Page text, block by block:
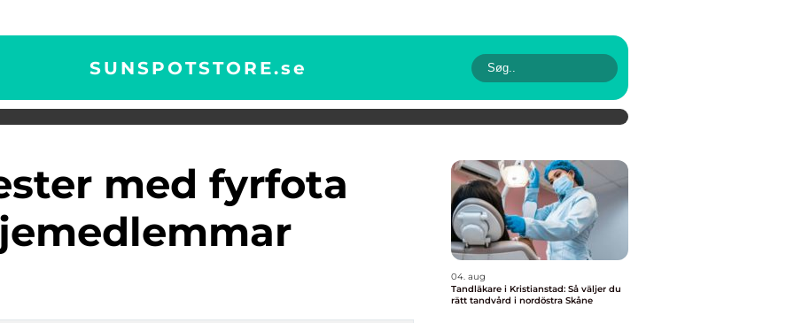
SUNSPOTSTORE.se
04. aug
Tandläkare i Kristianstad: Så väljer du
rätt tandvård i nordöstra Skåne